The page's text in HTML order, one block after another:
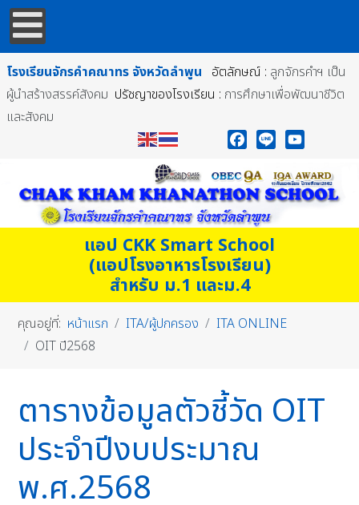
โรงเรียนจักรคำคณาทร จังหวัดลำพูน อัตลักษณ์ : ลูกจักรคำฯ เป็น
ผู้นำสร้างสรรค์สังคม ปรัชญาของโรงเรียน : การศึกษาเพื่อพัฒนาชีวิต
และสังคม
แอป CKK Smart School
(แอปโรงอาหารโรงเรียน)
สำหรับ ม.1 และม.4
คุณอยู่ที่: หน้าแรก ITA/ผู้ปกครอง
ITA ONLINE
OIT ปี2568
ตารางข้อมูลตัวชี้วัด OIT
ประจำปีงบประมาณ
พ.ศ.2568